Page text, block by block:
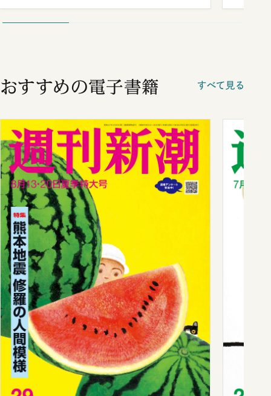
談まで
おすすめの電子書籍 すべて見る